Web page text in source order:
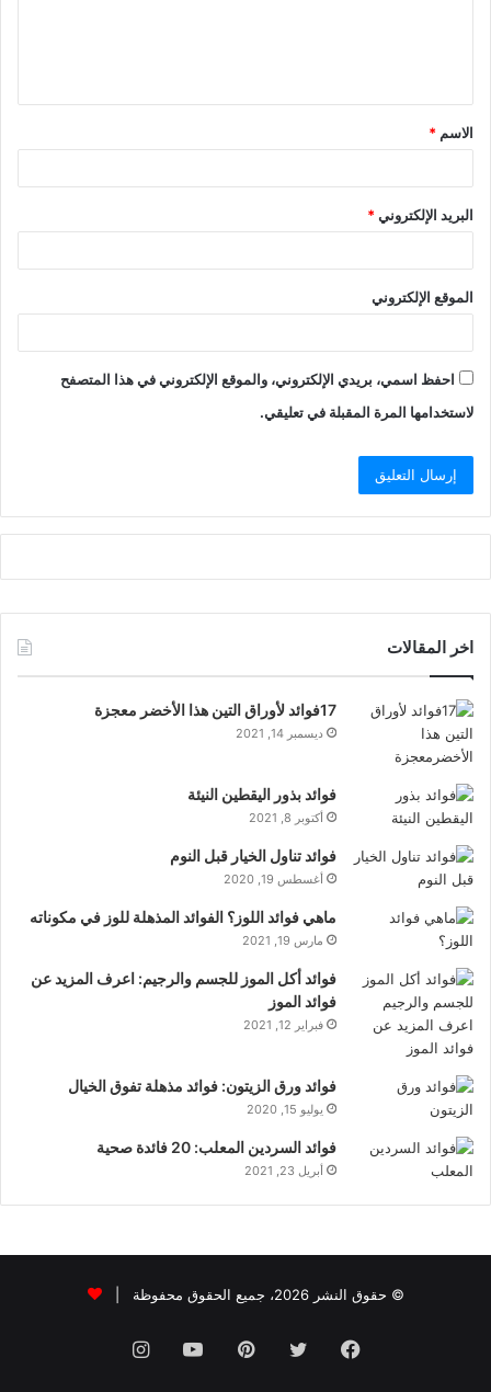
ق
*
الاسم *
البريد الإلكتروني*
الموقع الإلكتروني
احفظ اسمي، بريدي الإلكتروني، والموقع الإلكتروني في هذا المتصفح
لاستخدامها المرة المقبلة في تعليقي.
اخر المقالات
17فوائد لأوراق التين هذا الأخضر معجزة
ديسمبر 14, 2021
فوائد بذور اليقطين النيئة
أكتوبر 8, 2021
فوائد تناول الخيار قبل النوم
أغسطس 19, 2020
ماهي فوائد اللوز؟ الفوائد المذهلة للوز في مكوناته
مارس 19, 2021
فوائد أكل الموز للجسم والرجيم: اعرف المزيد عن
فوائد الموز
فبراير 12, 2021
فوائد ورق الزيتون: فوائد مذهلة تفوق الخيال
يوليو 15, 2020
فوائد السردين المعلب: 20 فائدة صحية
أبريل 23, 2021
© حقوق النشر 2026، جميع الحقوق محفوظة |
فيسبوك تويتر بينتيريستيوتيوبانستقرام